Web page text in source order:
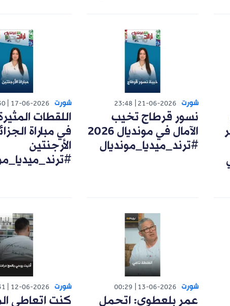
شورت 21-06-2026
23:48
نسور قرطاج تخيب
الآمال في مونديال 2026
#ترند_ميديا_مونديال
شورت 17-06-2026
اللقطات
في مباراة
الأرجنتين
شورت 13-06-2026
00:29
عمر بلعطوي: اتحمل
شورت 12-06-2026
كنت اتعاطى